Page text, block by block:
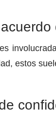
estos